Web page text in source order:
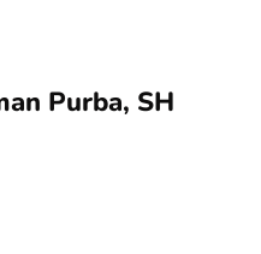
Purba, SH